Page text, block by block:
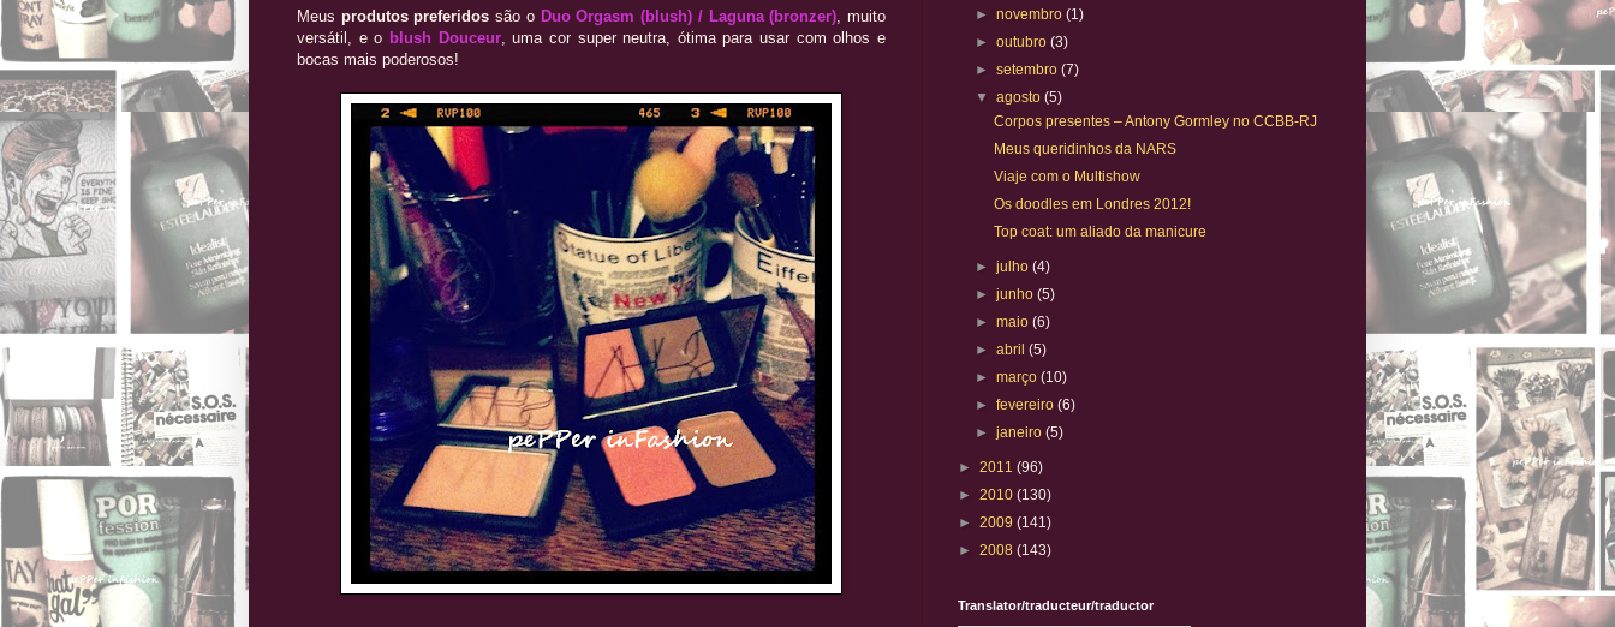
Meus produtos preferidossão o Duo Orgasm (blush) / Laguna (bronzer) , muito
versátil, e o blush Douceur, uma cor super neutra, ótima para usar com olhos e
bocas mais poderosos!
►novembro(1)
►outubro(3)
►setembro(7)
▼agosto(5)
Corpos presentes – Antony Gormley no CCBB-RJ
Meus queridinhos da NARS
Viaje com o Multishow
Os doodles em Londres 2012!
Top coat: um aliado da manicure
►julho(4)
►junho(5)
►maio(6)
►abril(5)
►março(10)
►fevereiro(6)
►janeiro(5)
► 2011 (96)
► 2010 (130)
► 2009 (141)
► 2008 (143)
Translator/traducteur/traductor